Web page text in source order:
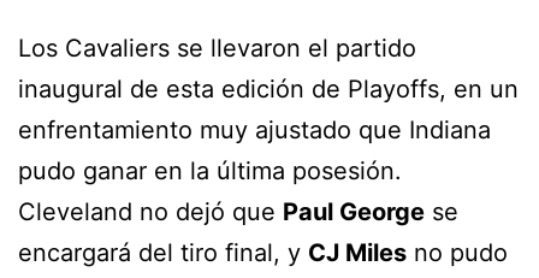
Los Cavaliers se llevaron el partido
inaugural de esta edición de Playoffs, en un
enfrentamiento muy ajustado que Indiana
pudo ganar en la última posesión.
Cleveland no dejó que Paul George se
encargará del tiro final, y CJ Miles no pudo